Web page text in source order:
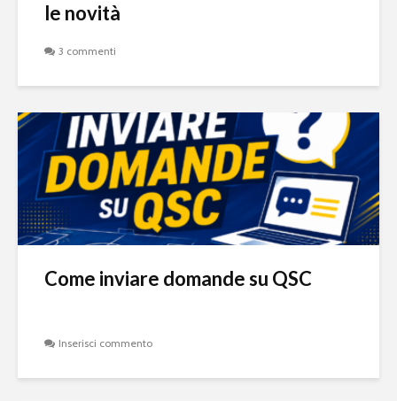
le novità
3 commenti
Come inviare domande su QSC
Inserisci commento